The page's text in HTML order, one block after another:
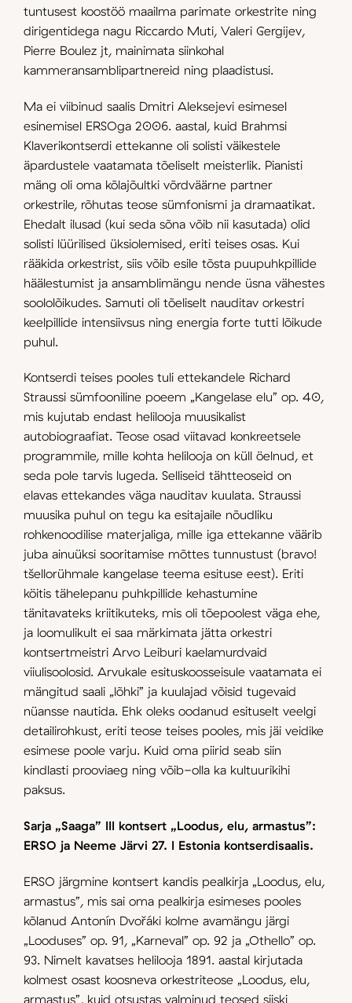
tuntusest koostöö maailma parimate orkestrite ning
dirigentidega nagu Riccardo Muti, Valeri Gergijev,
Pierre Boulez jt, mainimata siinkohal
kammeransamblipartnereid ning plaadistusi.
Ma ei viibinud saalis Dmitri Aleksejevi esimesel
esinemisel ERSOga 2006. aastal, kuid Brahmsi
Klaverikontserdi ettekanne oli solisti väikestele
äpardustele vaatamata tõeliselt meisterlik. Pianisti
mäng oli oma kõlajõultki võrdväärne partner
orkestrile, rõhutas teose sümfonismi ja dramaatikat.
Ehedalt ilusad (kui seda sõna võib nii kasutada) olid
solisti lüürilised üksiolemised, eriti teises osas. Kui
rääkida orkestrist, siis võib esile tõsta puupuhkpillide
häälestumist ja ansamblimängu nende üsna vähestes
soololõikudes. Samuti oli tõeliselt nauditav orkestri
keelpillide intensiivsus ning energia forte tutti lõikude
puhul.
Kontserdi teises pooles tuli ettekandele Richard
Straussi sümfooniline poeem „Kangelase elu” op. 40,
mis kujutab endast helilooja muusikalist
autobiograafiat. Teose osad viitavad konkreetsele
programmile, mille kohta helilooja on küll öelnud, et
seda pole tarvis lugeda. Selliseid tähtteoseid on
elavas ettekandes väga nauditav kuulata. Straussi
muusika puhul on tegu ka esitajaile nõudliku
rohkenoodilise materjaliga, mille iga ettekanne väärib
juba ainuüksi sooritamise mõttes tunnustust (bravo!
tšellorühmale kangelase teema esituse eest). Eriti
köitis tähelepanu puhkpillide kehastumine
tänitavateks kriitikuteks, mis oli tõepoolest väga ehe,
ja loomulikult ei saa märkimata jätta orkestri
kontsertmeistri Arvo Leiburi kaelamurdvaid
viiulisoolosid. Arvukale esituskoosseisule vaatamata ei
mängitud saali „lõhki” ja kuulajad võisid tugevaid
nüansse nautida. Ehk oleks oodanud esituselt veelgi
detailirohkust, eriti teose teises pooles, mis jäi veidike
esimese poole varju. Kuid oma piirid seab siin
kindlasti prooviaeg ning võib-olla ka kultuurikihi
paksus.
Sarja „Saaga” III kontsert „Loodus, elu, armastus”:
ERSO ja Neeme Järvi 27. I Estonia kontserdisaalis.
ERSO järgmine kontsert kandis pealkirja „Loodus, elu,
armastus”, mis sai oma pealkirja esimeses pooles
kõlanud Antonín Dvořáki kolme avamängu järgi
„Looduses” op. 91, „Karneval” op. 92 ja „Othello” op.
93. Nimelt kavatses helilooja 1891. aastal kirjutada
kolmest osast koosneva orkestriteose „Loodus, elu,
armastus”, kuid otsustas valminud teosed siiski